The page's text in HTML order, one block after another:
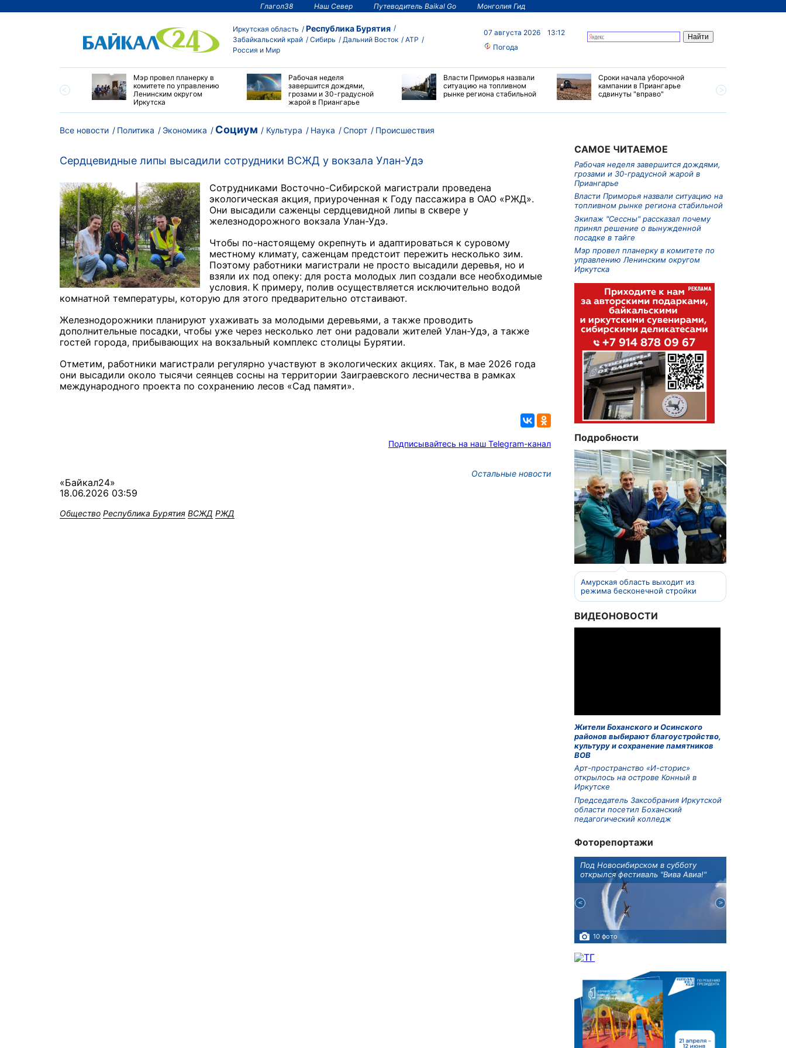
Глагол38 Наш Север Путеводитель Baikal Go Монголия Гид
Иркутская область Республика Бурятия
Забайкальский край Сибирь Дальний Восток
АТР
Россия и Мир
07 августа 2026
13:12
Погода
сделать
Мэр провел планерку в
комитете по управлению
Ленинским округом
Иркутска
Рабочая неделя
завершится дождями,
грозами и 30-градусной
жарой в Приангарье
Власти Приморья назвали
ситуацию на топливном
рынке региона стабильной
Сроки начала уборочной
кампании в Приангарье
сдвинуты "вправо"
Все новости Политика Экономика Социум Культура Наука Спорт Происшествия
Сердцевидные липы высадили сотрудники ВСЖД у вокзала Улан-Удэ
Сотрудниками Восточно-Сибирской магистрали проведена
экологическая акция, приуроченная к Году пассажира в ОАО «РЖД».
Они высадили саженцы сердцевидной липы в сквере у
железнодорожного вокзала Улан-Удэ.
Чтобы по-настоящему окрепнуть и адаптироваться к суровому
местному климату, саженцам предстоит пережить несколько зим.
Поэтому работники магистрали не просто высадили деревья, но и
взяли их под опеку: для роста молодых лип создали все необходимые
условия. К примеру, полив осуществляется исключительно водой
комнатной температуры, которую для этого предварительно отстаивают.
Железнодорожники планируют ухаживать за молодыми деревьями, а также проводить
дополнительные посадки, чтобы уже через несколько лет они радовали жителей Улан-Удэ, а также
гостей города, прибывающих на вокзальный комплекс столицы Бурятии.
Отметим, работники магистрали регулярно участвуют в экологических акциях. Так, в мае 2026 года
они высадили около тысячи сеянцев сосны на территории Заиграевского лесничества в рамках
международного проекта по сохранению лесов «Сад памяти».
Подписывайтесь на наш Telegram-канал
Остальные новости
«Байкал24»
18.06.2026 03:59
Общество Республика Бурятия ВСЖД РЖД
САМОЕ ЧИТАЕМОЕ
Рабочая неделя завершится дождями,
грозами и 30-градусной жарой в
Приангарье
Власти Приморья назвали ситуацию на
топливном рынке региона стабильной
Экипаж "Сессны" рассказал почему
принял решение о вынужденной
посадке в тайге
Мэр провел планерку в комитете по
управлению Ленинским округом
Иркутска
Подробности
Амурская область выходит из
режима бесконечной стройки
ВИДЕОНОВОСТИ
Жители Боханского и Осинского
районов выбирают благоустройство,
культуру и сохранение памятников
ВОВ
Арт-пространство «И-сторис»
открылось на острове Конный в
Иркутске
Председатель Заксобрания Иркутской
области посетил Боханский
педагогический колледж
Фоторепортажи
Под Новосибирском в субботу
открылся фестиваль "Вива Авиа!"
10 фото